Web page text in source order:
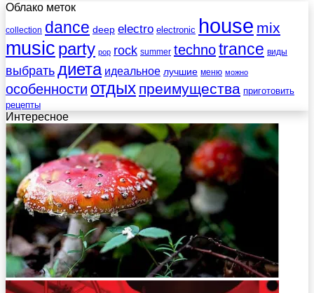
Облако меток
collection dance deep electro electronic house mix
music party pop rock summer technotrance виды
выбратьдиета идеальное лучшие меню можно
особенности отдых преимущества приготовить
рецепты
Интересное